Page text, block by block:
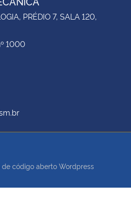
PRÉDIO 7, SALA 120,
1000
de código aberto Wordpress